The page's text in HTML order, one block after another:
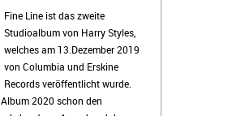
Fine Line ist das zweite
Studioalbum von Harry Styles,
welches am 13.Dezember 2019
von Columbia und Erskine
Records veröffentlicht wurde.
2020 schon den